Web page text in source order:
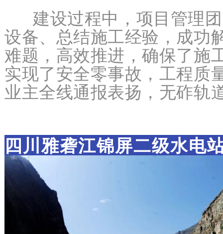
建设过程中，项目管理团
设备、总结施工经验，成功
难题，高效推进，确保了施
实现了安全零事故，工程质
业主全线通报表扬，无砟轨
四川雅砻江锦屏二级水电